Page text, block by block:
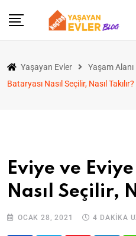
Yaşayan Evler Yaşam Alanı
Bataryası Nasıl Seçilir, Nasıl Takılır?
Eviye ve
Nasıl Seçilir,
OCAK 28, 2021 4 DAKIKA